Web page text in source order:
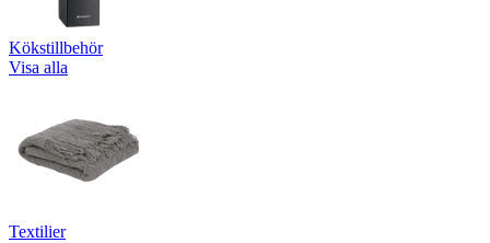
Kökstillbehör
Visa alla
Textilier